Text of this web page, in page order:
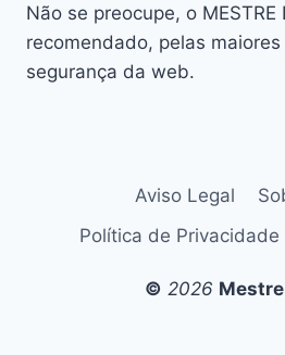
Athomics
Athomics Active
Athomics Eon UHD
Athomics Inspire Qi
Athomics Nomads
Athomics S4
Não se preocupe, o MESTRE
recomendado, pelas
segurança da web.
Aviso Legal
Política de Privacidade
© 2026